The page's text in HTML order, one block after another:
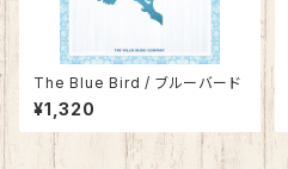
The Blue Bird / ブルーバード
¥1,320